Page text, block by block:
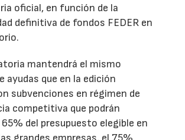
oficial, en función de la
definitiva de fondos FEDER en
mantendrá el mismo
ayudas que en la edición
subvenciones en régimen de
competitiva que podrán
del presupuesto elegible en